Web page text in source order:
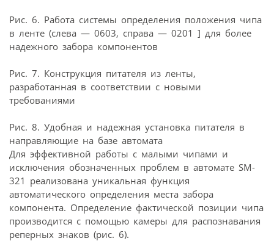
Рис. 6. Работа системы определения положения чипа
в ленте (слева — 0603, справа — 0201 ] для более
надежного забора компонентов
Рис. 7. Конструкция питателя из ленты,
разработанная в соответствии с новыми
требованиями
Рис. 8. Удобная и надежная установка питателя в
направляющие на базе автомата
Для эффективной работы с малыми чипами и
исключения обозначенных проблем в автомате SM-
321 реализована уникальная функция
автоматического определения места забора
компонента. Определение фактической позиции чипа
производится с помощью камеры для распознавания
реперных знаков (рис. 6).